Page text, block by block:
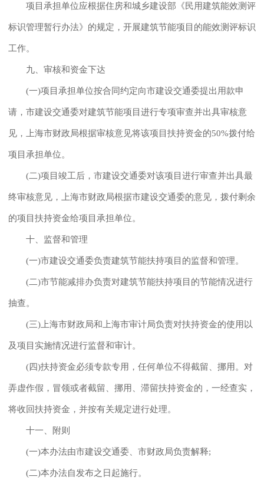
项目承担单位应根据住房和城乡建设部《民用建筑能效测评
标识管理暂行办法》的规定，开展建筑节能项目的能效测评标识
工作。
九、审核和资金下达
(一)项目承担单位按合同约定向市建设交通委提出用款申
请，市建设交通委对建筑节能项目进行专项审查并出具审核意
见，上海市财政局根据审核意见将该项目扶持资金的50%拨付给
项目承担单位。
(二)项目竣工后，市建设交通委对该项目进行审查并出具最
终审核意见，上海市财政局根据市建设交通委的意见，拨付剩余
的项目扶持资金给项目承担单位。
十、监督和管理
(一)市建设交通委负责建筑节能扶持项目的监督和管理。
(二)市节能减排办负责对建筑节能扶持项目的节能情况进行
抽查。
(三)上海市财政局和上海市审计局负责对扶持资金的使用以
及项目实施情况进行监督和审计。
(四)扶持资金必须专款专用，任何单位不得截留、挪用。对
弄虚作假，冒领或者截留、挪用、滞留扶持资金的，一经查实，
将收回扶持资金，并按有关规定进行处理。
十一、附则
(一)本办法由市建设交通委、市财政局负责解释;
(二)本办法自发布之日起施行。